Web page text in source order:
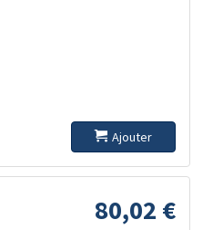
Ajouter
80,02 €